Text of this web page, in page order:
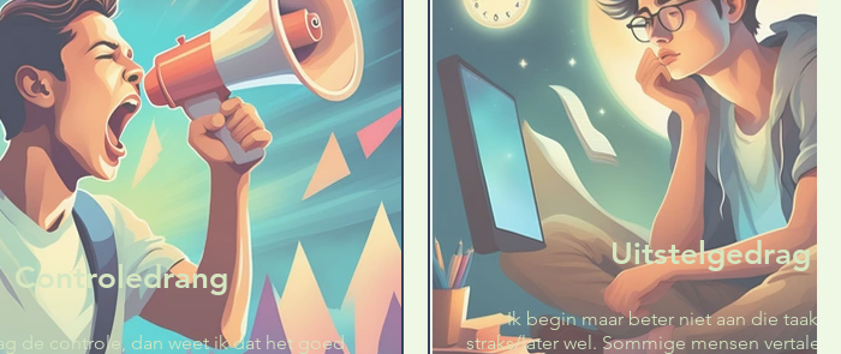
Controledrang
de controle, dan weet ik dat het goed
Uitstelgedrag
Ik begin maar beter niet aan die taak.
straks/later wel. Sommige mensen vertalen